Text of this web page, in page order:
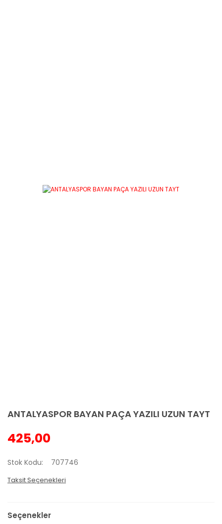
ANTALYASPOR BAYAN PAÇA YAZILI UZUN TAYT
425,00
Stok Kodu 707746
Taksit Seçenekleri
Seçenekler